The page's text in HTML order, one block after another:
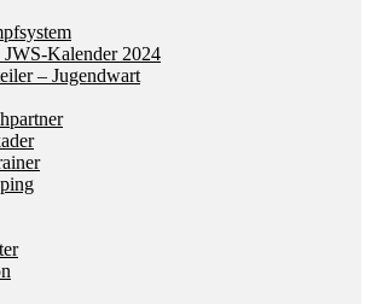
JWS-Kalender 2024
– Jugendwart